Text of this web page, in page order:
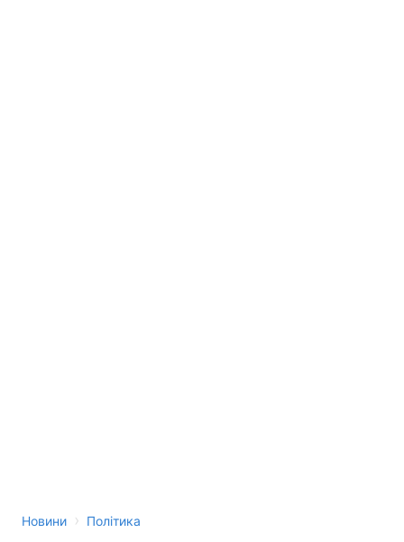
Новини › Політика